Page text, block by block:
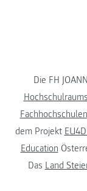
Die FH
Hochschulraums
dem Projekt
Education
Das Land